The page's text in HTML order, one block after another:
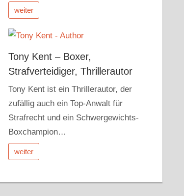
weiter
Tony Kent – Boxer,
Strafverteidiger, Thrillerautor
Tony Kent ist ein Thrillerautor, der
zufällig auch ein Top-Anwalt für
Strafrecht und ein Schwergewichts-
Boxchampion…
weiter